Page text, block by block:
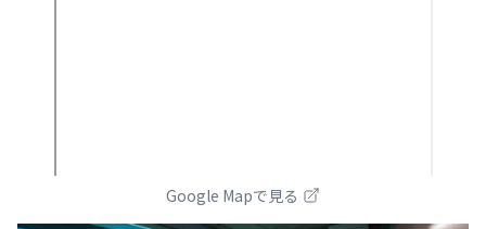
Google Mapで見る